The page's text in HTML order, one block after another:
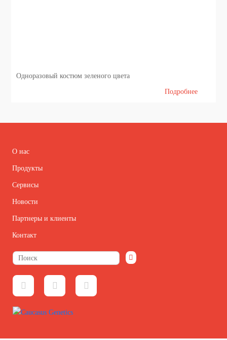
Одноразовый костюм зеленого цвета
Подробнее
О нас
Продукты
Сервисы
Новости
Партнеры и клиенты
Контакт